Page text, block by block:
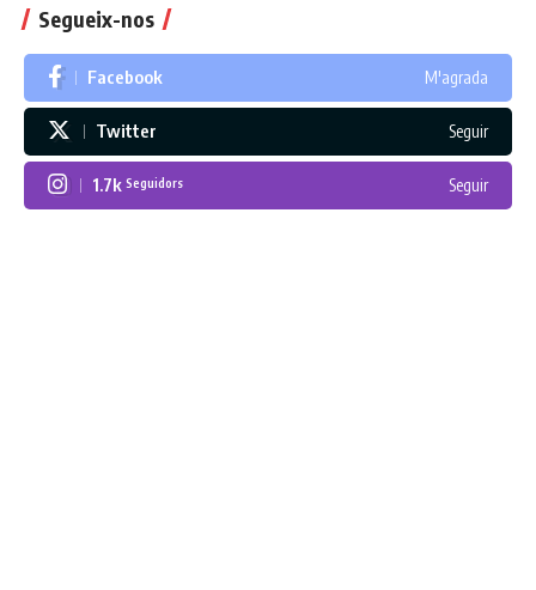
Segueix-nos
Facebook M'agrada
Twitter Seguir
1.7k Seguidors Seguir